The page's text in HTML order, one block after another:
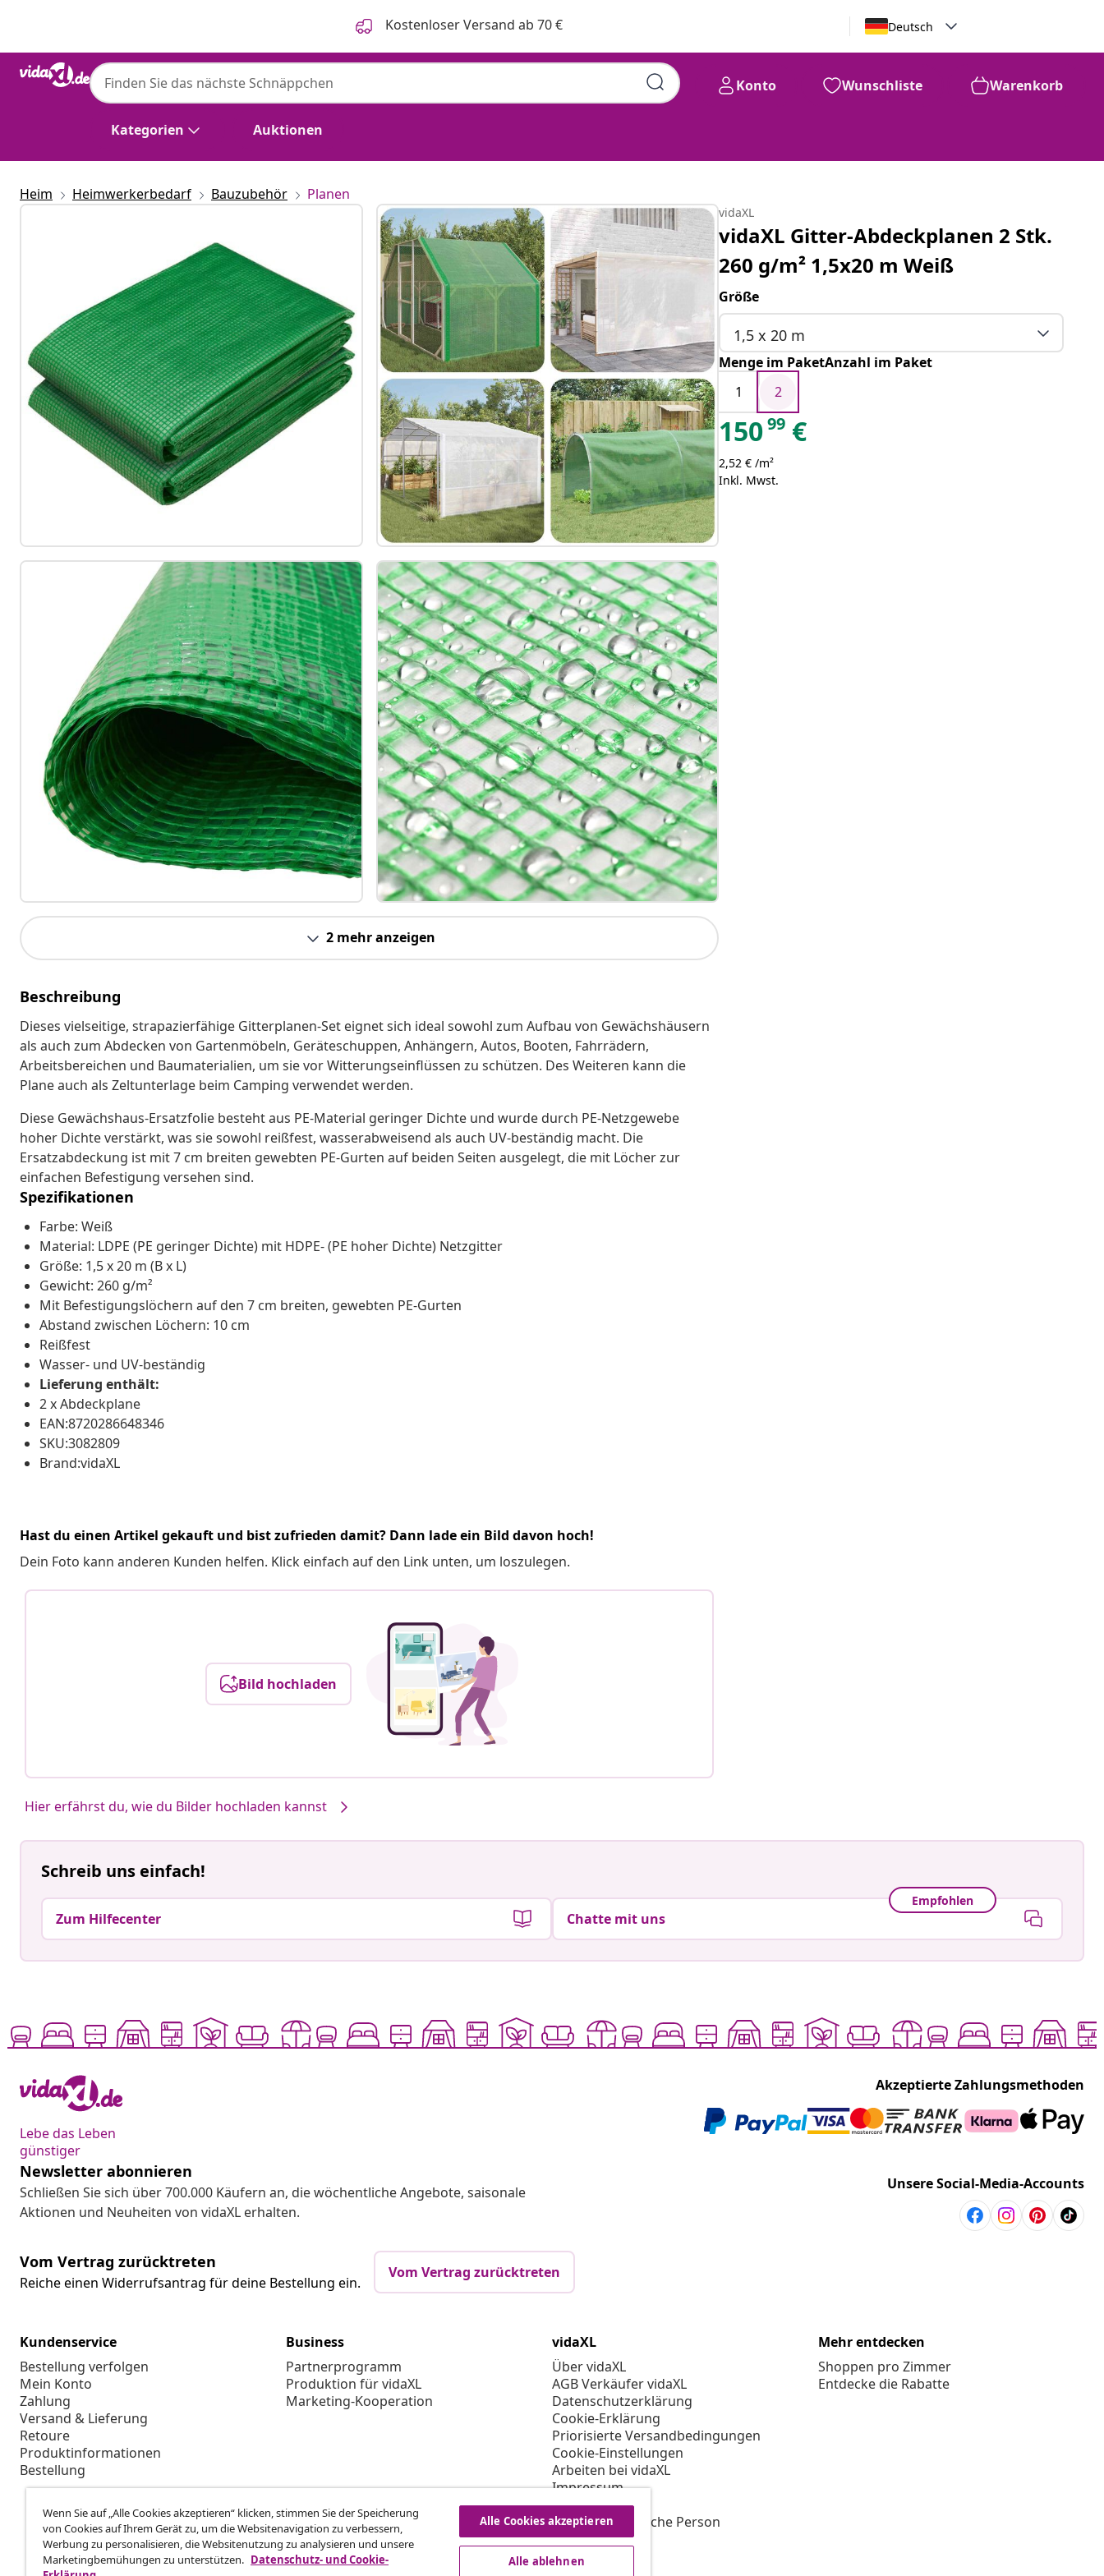
Kostenloser Versand ab 70 € Deutsch
Kategorien Auktionen
Konto Wunschliste Warenkorb
Heim Heimwerkerbedarf Bauzubehör Planen
2 mehr anzeigen
Beschreibung
Dieses vielseitige, strapazierfähige Gitterplanen-Set eignet sich ideal sowohl zum Aufbau von Gewächshäusern
als auch zum Abdecken von Gartenmöbeln, Geräteschuppen, Anhängern, Autos, Booten, Fahrrädern,
Arbeitsbereichen und Baumaterialien, um sie vor Witterungseinflüssen zu schützen. Des Weiteren kann die
Plane auch als Zeltunterlage beim Camping verwendet werden.
Diese Gewächshaus-Ersatzfolie besteht aus PE-Material geringer Dichte und wurde durch PE-Netzgewebe
hoher Dichte verstärkt, was sie sowohl reißfest, wasserabweisend als auch UV-beständig macht. Die
Ersatzabdeckung ist mit 7 cm breiten gewebten PE-Gurten auf beiden Seiten ausgelegt, die mit Löcher zur
einfachen Befestigung versehen sind.
Spezifikationen
Farbe: Weiß
Material: LDPE (PE geringer Dichte) mit HDPE- (PE hoher Dichte) Netzgitter
Größe: 1,5 x 20 m (B x L)
Gewicht: 260 g/m²
Mit Befestigungslöchern auf den 7 cm breiten, gewebten PE-Gurten
Abstand zwischen Löchern: 10 cm
Reißfest
Wasser- und UV-beständig
Lieferung enthält:
2 x Abdeckplane
EAN:8720286648346
SKU:3082809
Brand:vidaXL
Hast du einen Artikel gekauft und bist zufrieden damit? Dann lade ein Bild davon hoch!
Dein Foto kann anderen Kunden helfen. Klick einfach auf den Link unten, um loszulegen.
Bild hochladen
Hier erfährst du, wie du Bilder hochladen kannst
vidaXL
vidaXL Gitter-Abdeckplanen 2 Stk.
260 g/m² 1,5x20 m Weiß
Größe
1,5 x 20 m
Menge im PaketAnzahl im Paket
1
2
15099 €
2,52 € /m²
Inkl. Mwst.
Schreib uns einfach!
Zum Hilfecenter
Empfohlen
Chatte mit uns
Lebe das Leben
günstiger
Akzeptierte Zahlungsmethoden
Newsletter abonnieren
Schließen Sie sich über 700.000 Käufern an, die wöchentliche Angebote, saisonale
Aktionen und Neuheiten von vidaXL erhalten.
Unsere Social-Media-Accounts
Vom Vertrag zurücktreten
Reiche einen Widerrufsantrag für deine Bestellung ein.
Vom Vertrag zurücktreten
Kundenservice
Bestellung verfolgen
Mein Konto
Zahlung
Versand & Lieferung
Retoure
Produktinformationen
Bestellung
Business
Partnerprogramm
Produktion für vidaXL
Marketing-Kooperation
vidaXL
Über vidaXL
AGB Verkäufer vidaXL
Datenschutzerklärung
Cookie-Erklärung
Priorisierte Versandbedingungen
Cookie-Einstellungen
Arbeiten bei vidaXL
Impressum
Sicherheit
EU Verantwortliche Person
EPR-Richtlinie
Barrierefreiheit
Mehr entdecken
Shoppen pro Zimmer
Entdecke die Rabatte
Wenn Sie auf „Alle Cookies akzeptieren“ klicken, stimmen Sie der Speicherung
von Cookies auf Ihrem Gerät zu, um die Websitenavigation zu verbessern,
Werbung zu personalisieren, die Websitenutzung zu analysieren und unsere
Marketingbemühungen zu unterstützen. Datenschutz- und Cookie-
Alle Cookies akzeptieren
Alle ablehnen